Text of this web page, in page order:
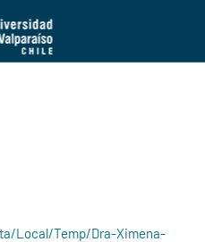
Local/Temp/Dra-Ximena-